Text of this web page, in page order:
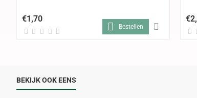
€1,70
Bestellen
BEKIJK OOK EENS